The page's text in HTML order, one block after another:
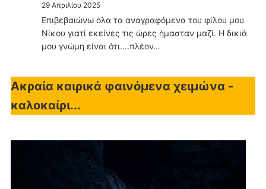
29 Απριλίου 2025
Επιβεβαιώνω όλα τα αναγραφόμενα του φίλου μου
Νίκου γιατί εκείνες τις ώρες ήμασταν μαζί. Η δικιά
μου γνώμη είναι ότι....πλέον…
Ακραία καιρικά φαινόμενα χειμώνα -
καλοκαίρι...